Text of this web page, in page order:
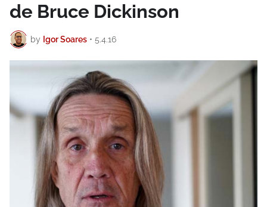
de Bruce Dickinson
by Igor Soares • 5.4.16